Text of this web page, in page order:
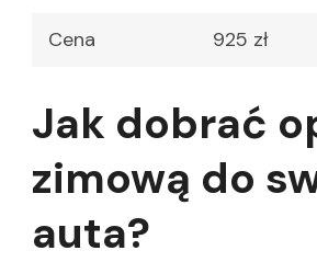
Cena 925 zł
Jak dobrać
zimową do
auta?